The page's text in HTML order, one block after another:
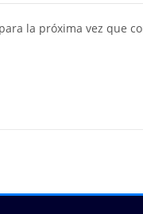
la próxima vez que